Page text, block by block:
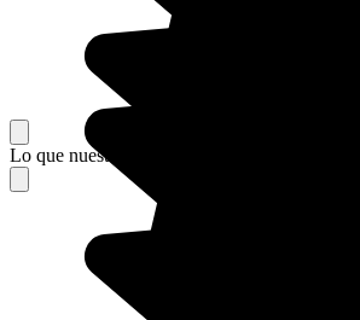
Lo que nuestros viajeros piensan de su estancia